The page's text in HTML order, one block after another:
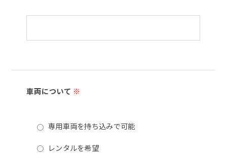
車両について ※
専用車両を持ち込みで可能
レンタルを希望